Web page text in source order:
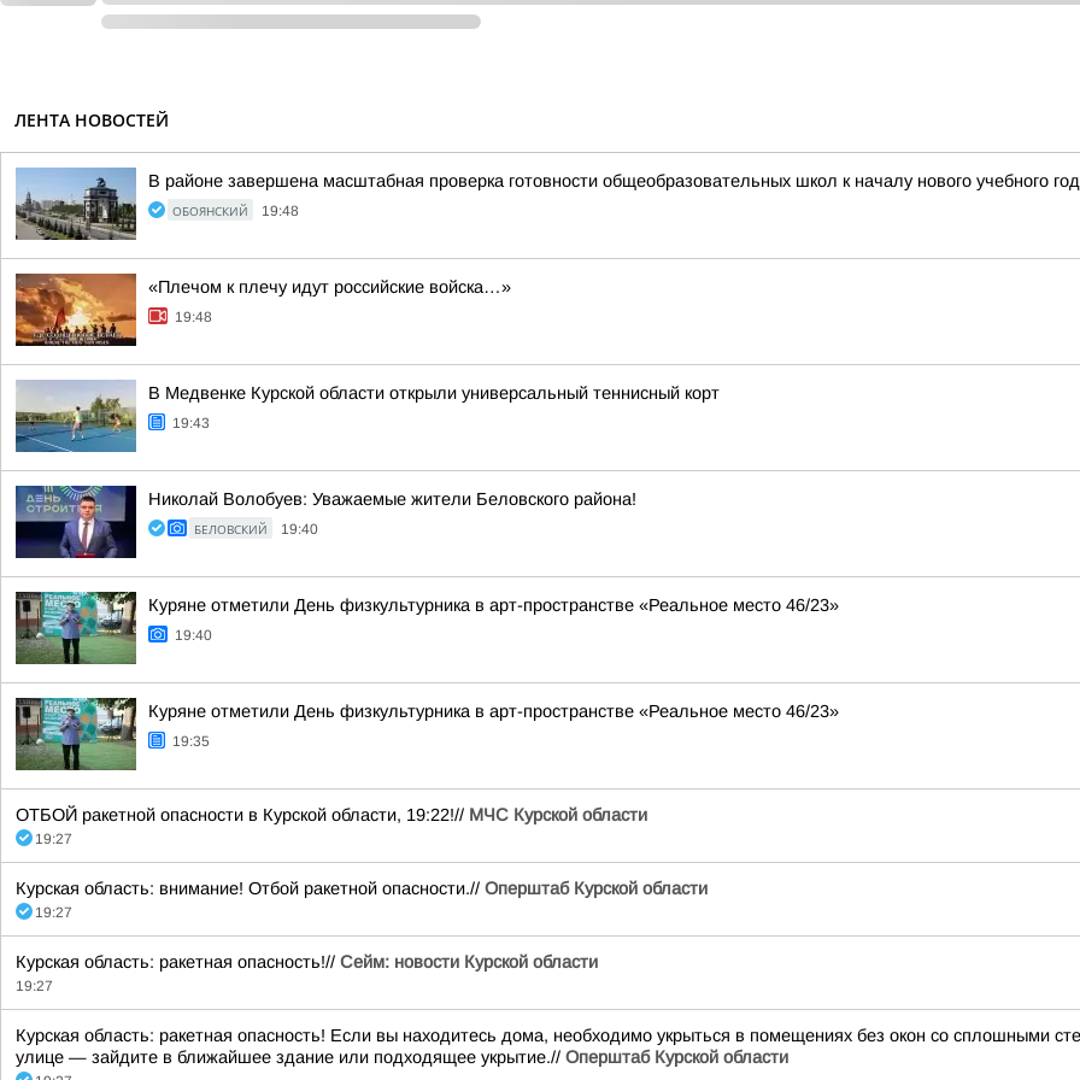
ЛЕНТА НОВОСТЕЙ
В районе завершена масштабная проверка готовности общеобразовательных школ к началу нового учебного
ОБОЯНСКИЙ 19:48
«Плечом к плечу идут российские войска…»
19:48
В Медвенке Курской области открыли универсальный теннисный корт
19:43
Николай Волобуев: Уважаемые жители Беловского района!
БЕЛОВСКИЙ 19:40
Куряне отметили День физкультурника в арт-пространстве «Реальное место 46/23»
19:40
Куряне отметили День физкультурника в арт-пространстве «Реальное место 46/23»
19:35
ОТБОЙ ракетной опасности в Курской области, 19:22!// МЧС Курской области
19:27
Курская область: внимание! Отбой ракетной опасности.// Оперштаб Курской области
19:27
Курская область: ракетная опасность!// Сейм: новости Курской области
19:27
Курская область: ракетная опасность! Если вы находитесь дома, необходимо укрыться в помещениях без окон со сплошными
улице — зайдите в ближайшее здание или подходящее укрытие.// Оперштаб Курской области